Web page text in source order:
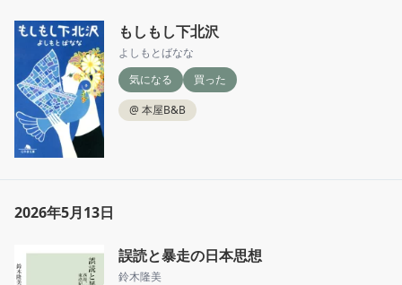
もしもし下北沢
よしもとばなな
気になる
買った
@ 本屋B&B
2026年5月13日
誤読と暴走の日本思想
鈴木隆美